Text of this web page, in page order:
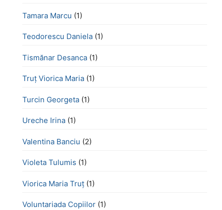
Tamara Marcu (1)
Teodorescu Daniela (1)
Tismănar Desanca (1)
Truț Viorica Maria (1)
Turcin Georgeta (1)
Ureche Irina (1)
Valentina Banciu (2)
Violeta Tulumis (1)
Viorica Maria Truț (1)
Voluntariada Copiilor (1)